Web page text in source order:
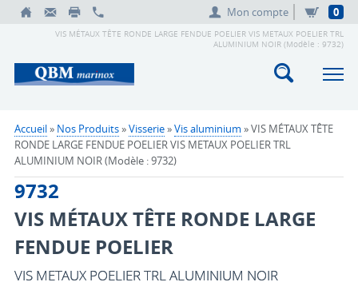
Mon compte 0
VIS MÉTAUX TÊTE RONDE LARGE FENDUE POELIER VIS METAUX POELIER TRL
ALUMINIUM NOIR (Modèle : 9732)
Accueil» Nos Produits»Visserie»Vis aluminium » VIS MÉTAUX TÊTE
RONDE LARGE FENDUE POELIER VIS METAUX POELIER TRL
ALUMINIUM NOIR (Modèle : 9732)
9732
VIS MÉTAUX TÊTE RONDE LARGE
FENDUE POELIER
VIS METAUX POELIER TRL ALUMINIUM NOIR